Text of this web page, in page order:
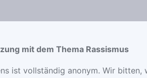
mit dem Thema Rassismus
ist vollständig anonym. Wir bitten,